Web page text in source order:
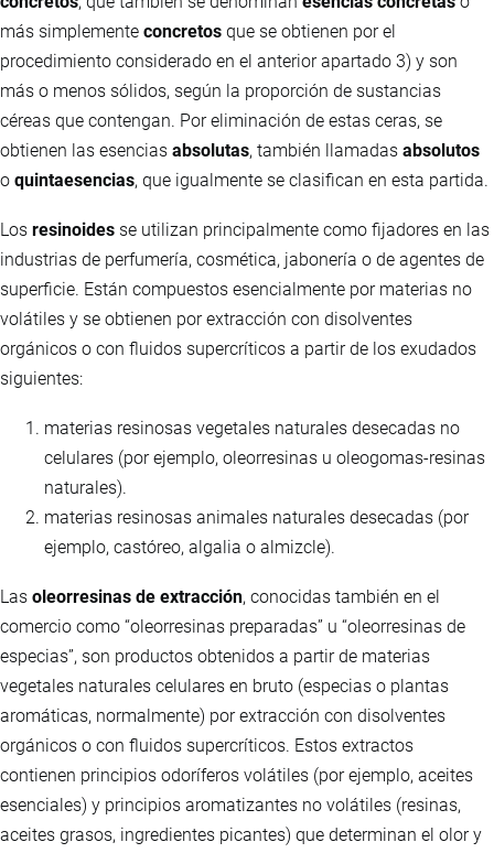
más simplemente concretos que se obtienen por el
procedimiento considerado en el anterior apartado 3) y son
más o menos sólidos, según la proporción de sustancias
céreas que contengan. Por eliminación de estas ceras, se
obtienen las esencias absolutas, también llamadas absolutos
o quintaesencias, que igualmente se clasifican en esta partida.
Los resinoides se utilizan principalmente como fijadores en las
industrias de perfumería, cosmética, jabonería o de agentes de
superficie. Están compuestos esencialmente por materias no
volátiles y se obtienen por extracción con disolventes
orgánicos o con fluidos supercríticos a partir de los exudados
siguientes:
materias resinosas vegetales naturales desecadas no
celulares (por ejemplo, oleorresinas u oleogomas-resinas
naturales).
materias resinosas animales naturales desecadas (por
ejemplo, castóreo, algalia o almizcle).
Las oleorresinas de extracción, conocidas también en el
comercio como “oleorresinas preparadas” u “oleorresinas de
especias”, son productos obtenidos a partir de materias
vegetales naturales celulares en bruto (especias o plantas
aromáticas, normalmente) por extracción con disolventes
orgánicos o con fluidos supercríticos. Estos extractos
contienen principios odoríferos volátiles (por ejemplo, aceites
esenciales) y principios aromatizantes no volátiles (resinas,
aceites grasos, ingredientes picantes) que determinan el olor y